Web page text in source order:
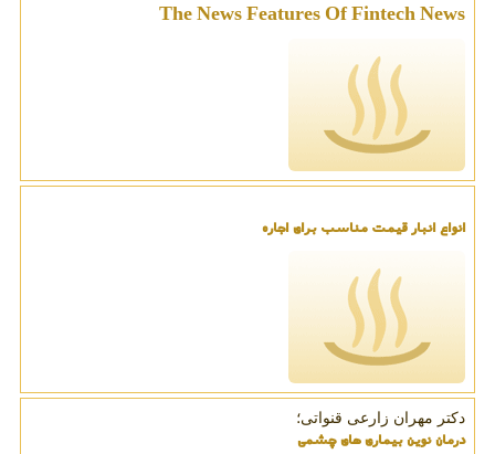
The News Features Of Fintech News
انواع انبار قیمت مناسب برای اجاره
دکتر مهران زارعی قنواتی؛
درمان نوین بیماری های چشمی